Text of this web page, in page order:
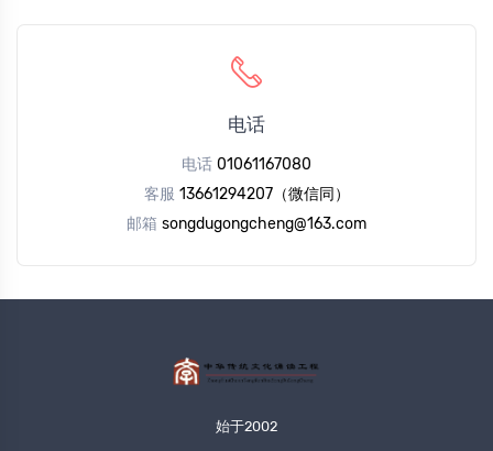
电话
电话 01061167080
客服 13661294207（微信同）
邮箱 songdugongcheng@163.com
始于2002